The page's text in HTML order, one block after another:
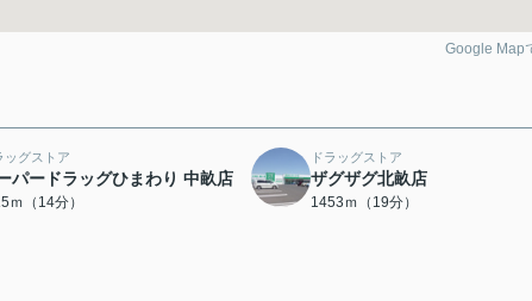
Google Map
ッグストア
パードラッグひまわり 中畝店
ｍ（14分）
ドラッグストア
ザグザグ北畝店
1453ｍ（19分）